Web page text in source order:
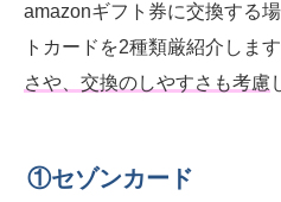
amazonギフト券に交換する
トカードを2種類厳紹介します
さや、交換のしやすさも考慮
①セゾンカード